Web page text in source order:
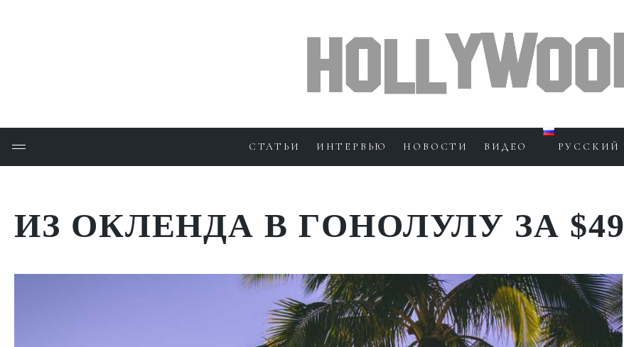
СТАТЬИ ИНТЕРВЬЮ НОВОСТИ ВИДЕО РУССКИЙ
ИЗ ОКЛЕНДА В ГОНОЛУЛУ ЗА $49